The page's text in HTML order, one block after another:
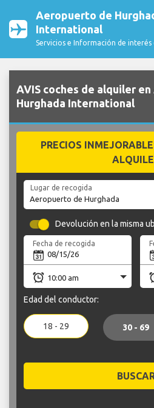
Aeropuerto de
International
Servicios e Información de
AVIS coches de alquiler
Hurghada International
PRECIOS
Lugar de recogida
Devolución en la misma
Fecha de recogida
Edad del conductor:
18 - 29 30 - 69